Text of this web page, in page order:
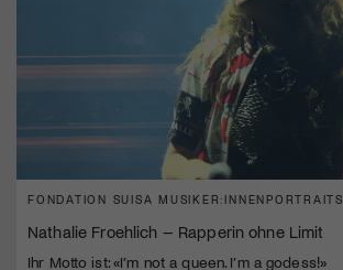
FONDATION SUISA MUSIKER:INNENPORTRAITS
Nathalie Froehlich – Rapperin ohne Limit
Ihr Motto ist: «I’m not a queen. I’m a godess!»